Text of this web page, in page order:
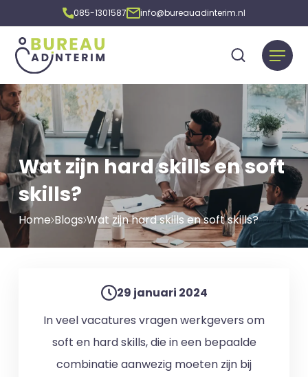
085-1301587 info@bureauadinterim.nl
Wat zijn hard skills en soft
skills?
Home Blogs Wat zijn hard skills en soft skills?
29 januari 2024
In veel vacatures vragen werkgevers om
soft en hard skills, die in een bepaalde
combinatie aanwezig moeten zijn bij